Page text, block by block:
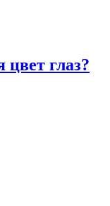
цвет глаз?